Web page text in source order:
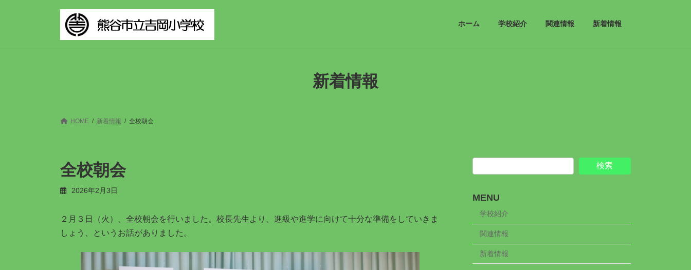
ホーム 学校紹介 関連情報 新着情報
新着情報
HOME 新着情報 全校朝会
全校朝会
2026年2月3日
２月３日（火）、全校朝会を行いました。校長先生より、進級や進学に向けて十分な準備をしていきま
しょう、というお話がありました。
検索
MENU
学校紹介
関連情報
新着情報